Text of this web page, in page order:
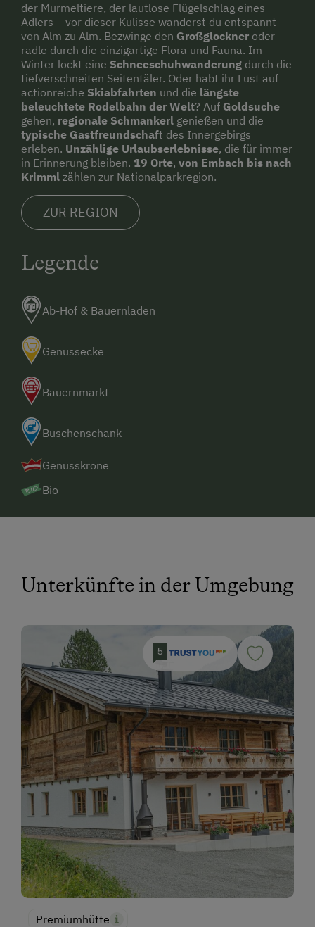
der Murmeltiere, der lautlose Flügelschlag eines
Adlers – vor dieser Kulisse wanderst du entspannt
von Alm zu Alm. Bezwinge den Großglockner oder
radle durch die einzigartige Flora und Fauna. Im
Winter lockt eine Schneeschuhwanderung durch die
tiefverschneiten Seitentäler. Oder habt ihr Lust auf
actionreiche Skiabfahrten und die längste
beleuchtete Rodelbahn der Welt? Auf Goldsuche
gehen, regionale Schmankerl genießen und die
typische Gastfreundschaft des Innergebirgs
erleben. Unzählige Urlaubserlebnisse, die für immer
in Erinnerung bleiben. 19 Orte, von Embach bis nach
Krimml zählen zur Nationalparkregion.
ZUR REGION
Legende
Ab-Hof & Bauernladen
Genussecke
Bauernmarkt
Buschenschank
Genusskrone
Bio
Unterkünfte in der Umgebung
5
Premiumhütte